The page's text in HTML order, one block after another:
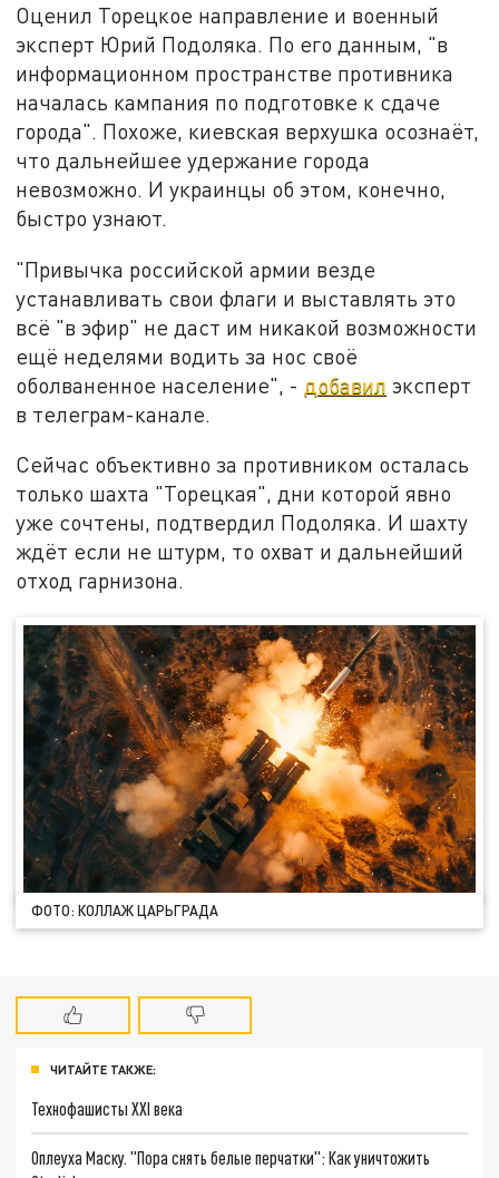
Оценил Торецкое направление и военный
эксперт Юрий Подоляка. По его данным, "в
информационном пространстве противника
началась кампания по подготовке к сдаче
города". Похоже, киевская верхушка осознаёт,
что дальнейшее удержание города
невозможно. И украинцы об этом, конечно,
быстро узнают.
"Привычка российской армии везде
устанавливать свои флаги и выставлять это
всё "в эфир" не даст им никакой возможности
ещё неделями водить за нос своё
оболваненное население", - добавил эксперт
в телеграм-канале.
Сейчас объективно за противником осталась
только шахта "Торецкая", дни которой явно
уже сочтены, подтвердил Подоляка. И шахту
ждёт если не штурм, то охват и дальнейший
отход гарнизона.
ФОТО: КОЛЛАЖ ЦАРЬГРАДА
ЧИТАЙТЕ ТАКЖЕ:
Технофашисты XXI века
Оплеуха Маску. "Пора снять белые перчатки": Как уничтожить